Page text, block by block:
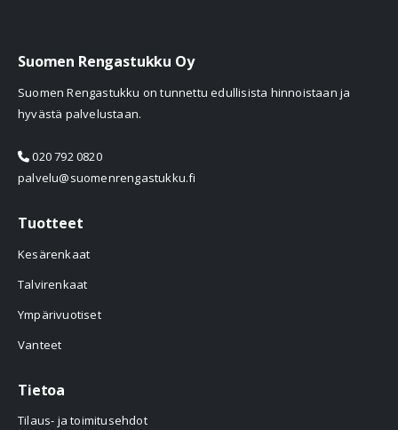
Suomen Rengastukku Oy
Suomen Rengastukku on tunnettu edullisista hinnoistaan ja
hyvästä palvelustaan.
020 792 0820
palvelu@suomenrengastukku.fi
Tuotteet
Kesärenkaat
Talvirenkaat
Ympärivuotiset
Vanteet
Tietoa
Tilaus- ja toimitusehdot